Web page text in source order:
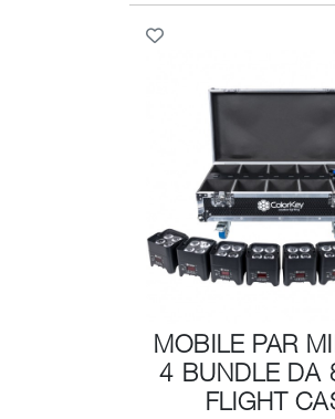
MOBILE PAR
4 BUNDLE DA
FLIGHT